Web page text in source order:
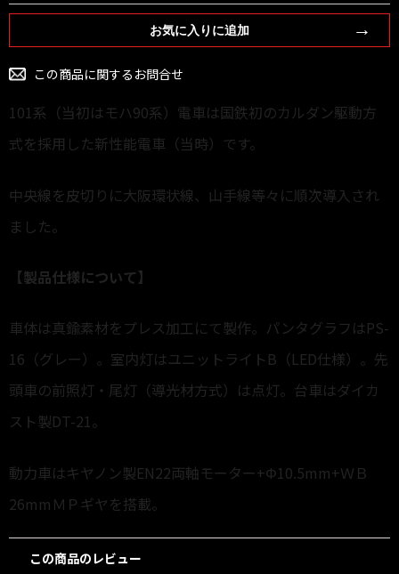
お気に入りに追加
この商品に関するお問合せ
101系（当初はモハ90系）電車は国鉄初のカルダン駆動方
式を採用した新性能電車（当時）です。
中央線を皮切りに大阪環状線、山手線等々に順次導入され
ました。
【製品仕様について】
車体は真鍮素材をプレス加工にて製作。パンタグラフはPS-
16（グレー）。室内灯はユニットライトB（LED仕様）。先
頭車の前照灯・尾灯（導光材方式）は点灯。台車はダイカ
スト製DT-21。
動力車はキヤノン製EN22両軸モーター+Φ10.5mm+ＷＢ
26mmＭＰギヤを搭載。
この商品のレビュー